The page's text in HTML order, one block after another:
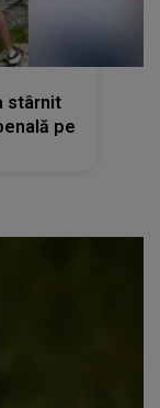
stârnit
pe